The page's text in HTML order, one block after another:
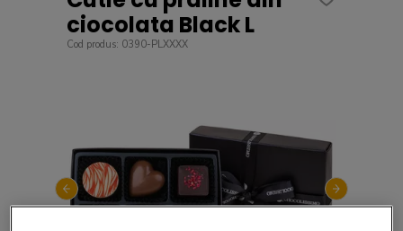
ciocolata Black L
Cod produs: 0390-PLXXXX